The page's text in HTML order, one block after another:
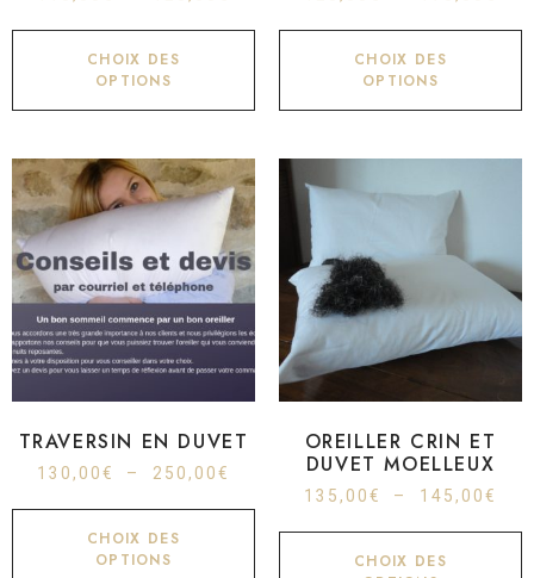
CHOIX DES
OPTIONS
CHOIX DES
OPTIONS
TRAVERSIN EN DUVET
130,00€ – 250,00€
CHOIX DES
OPTIONS
OREILLER CRIN ET
DUVET MOELLEUX
135,00€ – 145,00€
CHOIX DES